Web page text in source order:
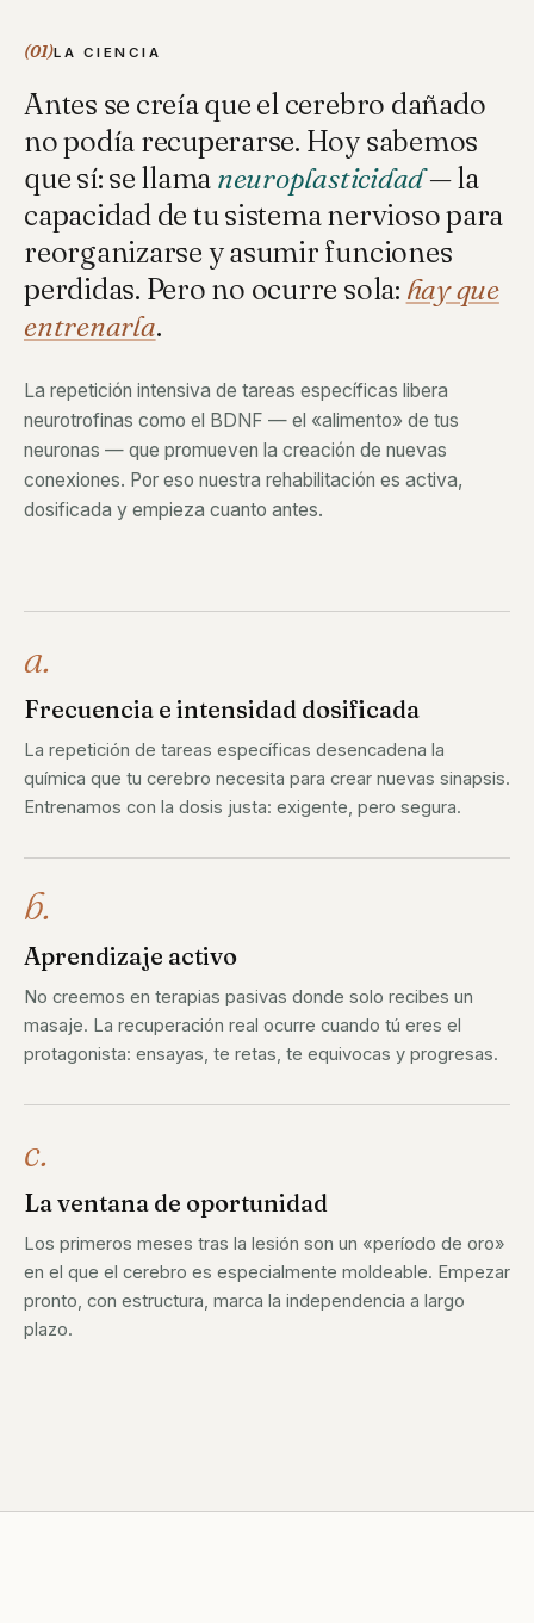
(01)LA CIENCIA
Antes se creía que el cerebro dañado
no podía recuperarse. Hoy sabemos
que sí: se llama neuroplasticidad— la
capacidad de tu sistema nervioso para
reorganizarse y asumir funciones
perdidas. Pero no ocurre sola: hay que
entrenarla.
La repetición intensiva de tareas específicas libera
neurotrofinas como el BDNF — el «alimento» de tus
neuronas — que promueven la creación de nuevas
conexiones. Por eso nuestra rehabilitación es activa,
dosificada y empieza cuanto antes.
a.
Frecuencia e intensidad dosificada
La repetición de tareas específicas desencadena la
química que tu cerebro necesita para crear nuevas sinapsis.
Entrenamos con la dosis justa: exigente, pero segura.
b.
Aprendizaje activo
No creemos en terapias pasivas donde solo recibes un
masaje. La recuperación real ocurre cuando tú eres el
protagonista: ensayas, te retas, te equivocas y progresas.
c.
La ventana de oportunidad
Los primeros meses tras la lesión son un «período de oro»
en el que el cerebro es especialmente moldeable. Empezar
pronto, con estructura, marca la independencia a largo
plazo.